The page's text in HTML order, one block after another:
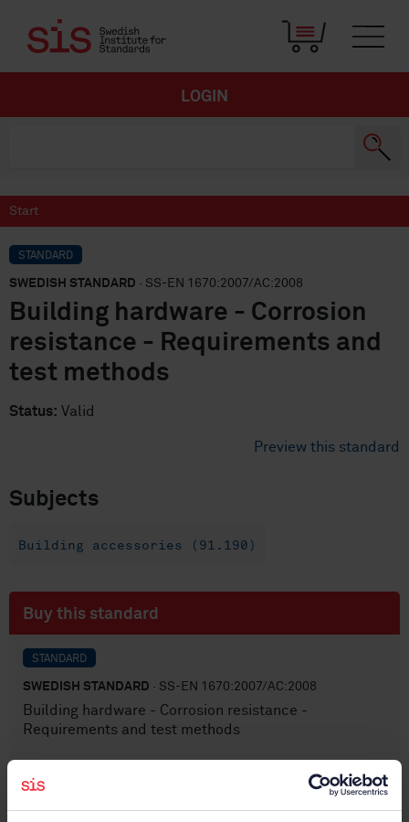
LOGIN
Start
STANDARD
SWEDISH STANDARD · SS-EN 1670:2007/AC:2008
Building hardware - Corrosion
resistance - Requirements and
test methods
Status: Valid
Preview this standard
Subjects
Building accessories (91.190)
Buy this standard
STANDARD
SWEDISH STANDARD · SS-EN 1670:2007/AC:2008
Building hardware - Corrosion resistance -
Requirements and test methods
Subscribe on standards - Read more
Price:0 SEK